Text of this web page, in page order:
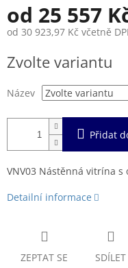
od 25 557
od 30 923,97 Kč včetně
cena:
Zvolte variantu
Název
Přidat
VNV03 Nástěnná vitrína
Detailní informace
ZEPTAT SE SDÍLET